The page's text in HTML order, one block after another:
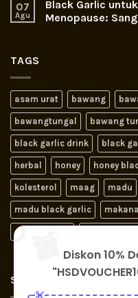
07
Agu
Black Garlic
Menopause:
TAGS
asam urat bawang
bawangtungal bawang
black garlic drink black
herbal honey honey
kolesterol maag madu
madu black garlic
obat jantung
SIGNUP FOR
Diskon 10%